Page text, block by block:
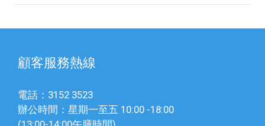
顧客服務熱線
電話：3152 3523
辦公時間：星期一至五 10:00 -18:00